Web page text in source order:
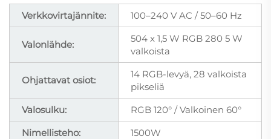
Verkkovirtajännite: 100–240 V AC / 50–60 Hz
Valonlähde:
504 x 1,5 W RGB 280 5 W
valkoista
Ohjattavat osiot:
14 RGB-levyä, 28 valkoista
pikseliä
Valosulku:
RGB 120° / Valkoinen 60°
Nimellisteho:
1500W